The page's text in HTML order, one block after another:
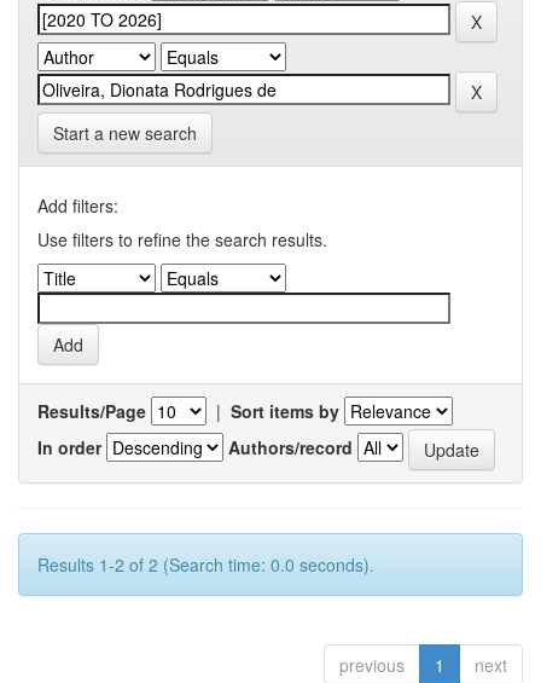
Start a new search
Add filters:
Use filters to refine the search results.
Results/Page | Sort items by
In order
Authors/record
Results 1-2 of 2 (Search time: 0.0 seconds).
previous 1 next